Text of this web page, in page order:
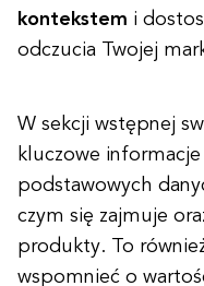
kontekstem i
odczucia Twojej
W sekcji wstępnej
kluczowe
podstawowych
czym się zajmuje
produkty. To
wspomnieć o